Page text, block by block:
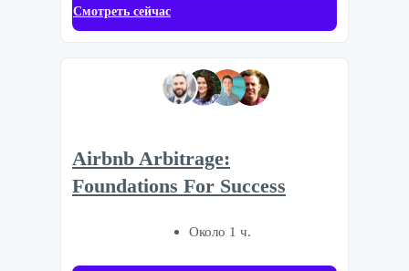
Смотреть сейчас
Airbnb Arbitrage:
Foundations For Success
Около 1 ч.